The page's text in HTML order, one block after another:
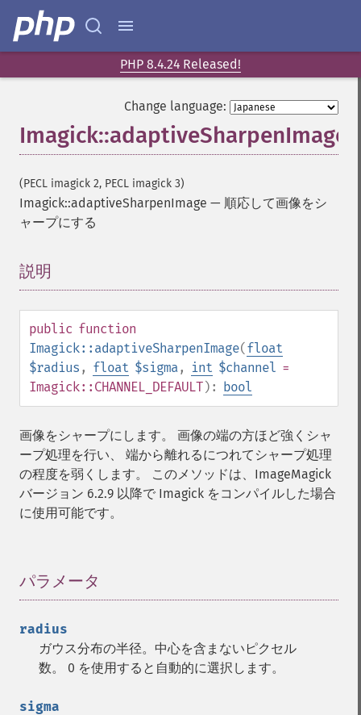
PHP 8.4.24 Released!
Change language:
Imagick::adaptiveSharpenImage
(PECL imagick 2, PECL imagick 3)
Imagick::adaptiveSharpenImage — 順応して画像をシ
ャープにする
説明
public function
Imagick::adaptiveSharpenImage(float
$radius , float $sigma, int $channel =
Imagick::CHANNEL_DEFAULT): bool
画像をシャープにします。 画像の端の方ほど強くシャ
ープ処理を行い、 端から離れるにつれてシャープ処理
の程度を弱くします。 このメソッドは、ImageMagick
バージョン 6.2.9 以降で Imagick をコンパイルした場合
に使用可能です。
パラメータ
radius
ガウス分布の半径。中心を含まないピクセル
数。 0 を使用すると自動的に選択します。
sigma